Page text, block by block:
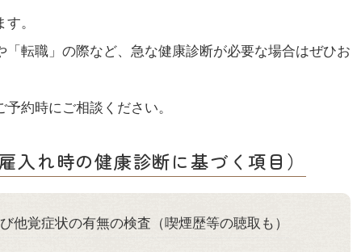
。
転職」の際など、急な健康診断が必要な場合はぜひお
約時にご相談ください。
れ時の健康診断に基づく項目）
他覚症状の有無の検査（喫煙歴等の聴取も）